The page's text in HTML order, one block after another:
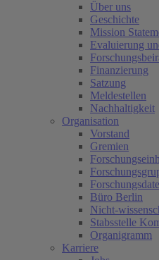
Über uns
Geschichte
Mission
Evaluierung
Finanzierung
Satzung
Meldestellen
Nachhaltigkeit
Organisation
Vorstand
Gremien
Büro Berlin
Nicht-
Stabsstelle
Organigramm
Karriere